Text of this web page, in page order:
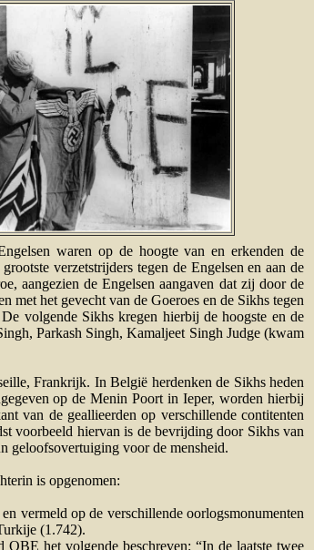
waren op de hoogte van en erkenden de
verzetstrijders tegen de Engelsen en aan de
aangezien de Engelsen aangaven dat zij door de
met het gevecht van de Goeroes en de Sikhs tegen
volgende Sikhs kregen hierbij de hoogste en de
Parkash Singh, Kamaljeet Singh Judge (kwam
Frankrijk. In België herdenken de Sikhs heden
op de Menin Poort in Ieper, worden hierbij
van de geallieerden op verschillende contitenten
voorbeeld hiervan is de bevrijding door Sikhs van
geloofsovertuiging voor de mensheid.
is opgenomen:
vermeld op de verschillende oorlogsmonumenten
(1.742).
het volgende beschreven: “In de laatste twee